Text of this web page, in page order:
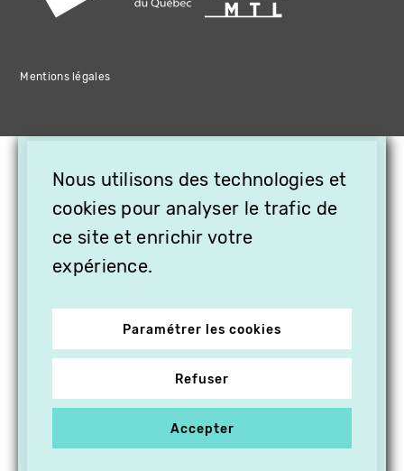
Mentions légales
Nous utilisons des technologies et
cookies pour analyser le trafic de
ce site et enrichir votre
expérience.
Paramétrer les cookies
Refuser
Accepter
OFFREZ LA VIDÉO EN
CADEAU, ABONNEZ VOS
PROCHES À VITHÈQUE !